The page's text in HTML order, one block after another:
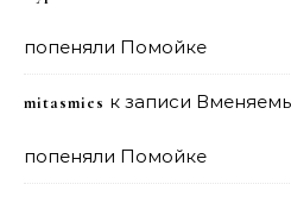
попеняли Помойке
mitasmies к записи
попеняли Помойке